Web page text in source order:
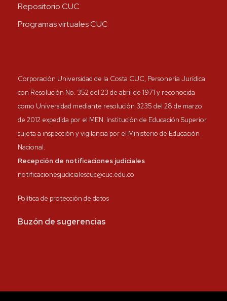
Repositorio CUC
Programas virtuales CUC
Corporación Universidad de la Costa CUC, Personería Jurídica
con Resolución No. 352 del 23 de abril de 1971 y reconocida
como Universidad mediante resolución 3235 del 28 de marzo
de 2012 expedida por el MEN. Institución de Educación Superior
sujeta a inspección y vigilancia por el Ministerio de Educación
Nacional.
Recepción de notificaciones judiciales
notificacionesjudicialescuc@cuc.edu.co
Política de protección de datos
Buzón de sugerencias